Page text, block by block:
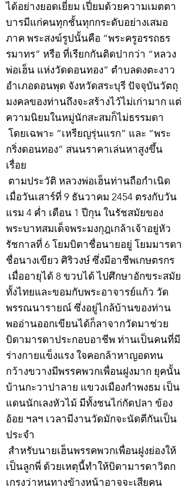
ได้อย่างยอดเยี่ยม เปี่ยมด้วยความเมตตา
บารมีแก่คนทุกชั้นทุกกระดับอย่างเสมอ
ภาค พระสงฆ์รูปนั้นคือ “พระครูอรรถธร
รมาทร” หรือ ที่เรียกกันติดปากว่า “หลวง
พ่อเฮ็น แห่งวัดดอนทอง” ตำบลดงตะงาว
อำเภอดอนพุด จังหวัดสระบุรี ปัจจุบันวัตถุ
มงคลของท่านถึงจะสร้างไว้ไม่เก่ามาก แต่
ความนิยมในหมู่นักสะสมก็ไม่ธรรมดา
โดยเฉพาะ “เหรียญรุ่นแรก” และ “พระ
กริ่งดอนทอง” สนนราคาเล่นหาสูงขึ้น
เรื่อย
ตามประวัติ หลวงพ่อเฮ็นท่านถือกำเนิด
เมื่อวันเสาร์ที่ 9 ธันวาคม 2454 ตรงกับวัน
แรม 4 ค่ำ เดือน 1 ปีกุน ในรัชสมัยของ
พระบาทสมเด็จพระมงกุฎเกล้าเจ้าอยู่หัว
รัชกาลที่ 6 โยมบิดาชื่อนายอยู่ โยมมารดา
ชื่อนางเขียว ศิริวงษ์ ซึ่งมีอาชีพเกษตรกร
เมื่ออายุได้ 8 ขวบได้ ไปศึกษาอักขระสมัย
ทั้งไทยและขอมกับพระอาจารย์แก้ว วัด
พรรณนารายณ์ ซึ่งอยู่ไกล้บ้านของท่าน
พออ่านออกเขียนได้ก็ลาจากวัดมาช่วย
บิดามารดาประกอบอาชีพ ท่านเป็นคนที่มี
ร่างกายแข็งแรง ใจคอกล้าหาญอดทน
กว้างขวางมีพรรคพวกเพื่อนฝูงมาก ยุคนั้น
บ้านกะวาปาลาย แขวงเมืองกำพงธม เป็น
แดนนักเลงหัวไม้ มีทั้งชนไก่กัดปลา ข้อง
อ้อย ฯลฯ เวลามีงานวัดมักจะนัดตีกันเป็น
ประจำ
สำหรับนายเฮ็นพรรคพวกเพื่อนฝูงย่องให้
เป็นลูกพี่ ด้วยเหตุนี้ทำให้บิดามารดาวิตก
เกรงว่าหนทางข้างหน้าอาจจะเสียคน